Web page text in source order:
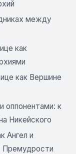
между
как
как Вершине
оппонентами: к
Никейского
Ангел и
Премудрости